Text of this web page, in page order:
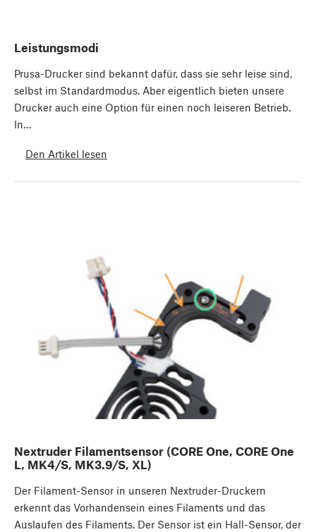
Leistungsmodi
Prusa-Drucker sind bekannt dafür, dass sie sehr leise sind,
selbst im Standardmodus. Aber eigentlich bieten unsere
Drucker auch eine Option für einen noch leiseren Betrieb.
In…
Den Artikel lesen
Nextruder Filamentsensor (CORE One, CORE One
L, MK4/S, MK3.9/S, XL)
Der Filament-Sensor in unseren Nextruder-Druckern
erkennt das Vorhandensein eines Filaments und das
Auslaufen des Filaments. Der Sensor ist ein Hall-Sensor, der